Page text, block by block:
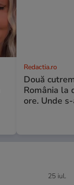
Redactia.ro
Două
România la
ore. Unde
25 iul.